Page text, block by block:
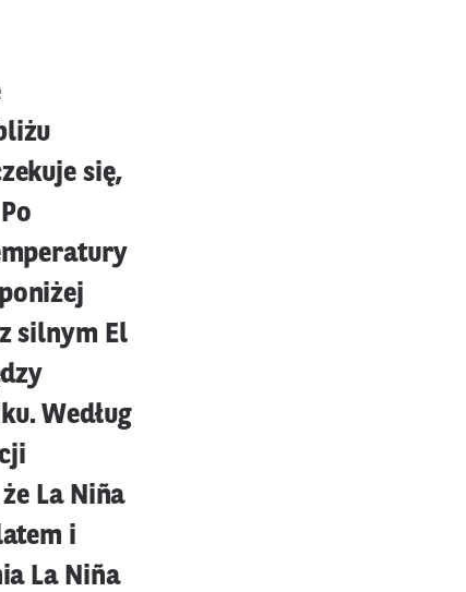
się,
silnym El
Według
La Niña
i
La Niña